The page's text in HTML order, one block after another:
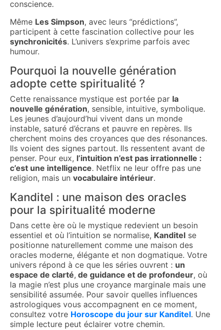
conscience.
Même Les Simpson, avec leurs “prédictions”,
participent à cette fascination collective pour les
synchronicités. L’univers s’exprime parfois avec
humour.
Pourquoi la nouvelle génération
adopte cette spiritualité ?
Cette renaissance mystique est portée par la
nouvelle génération, sensible, intuitive, symbolique.
Les jeunes d’aujourd’hui vivent dans un monde
instable, saturé d’écrans et pauvre en repères. Ils
cherchent moins des croyances que des résonances.
Ils voient des signes partout. Ils ressentent avant de
penser. Pour eux, l’intuition n’est pas irrationnelle :
c’est une intelligence. Netflix ne leur offre pas une
religion, mais un vocabulaire intérieur.
Kanditel : une maison des oracles
pour la spiritualité moderne
Dans cette ère où le mystique redevient un besoin
essentiel et où l’intuition se normalise, Kanditel se
positionne naturellement comme une maison des
oracles moderne, élégante et non dogmatique. Votre
univers répond à ce que les séries ouvrent : un
espace de clarté, de guidance et de profondeur, où
la magie n’est plus une croyance marginale mais une
sensibilité assumée. Pour savoir quelles influences
astrologiques vous accompagnent en ce moment,
consultez votre Horoscope du jour sur Kanditel. Une
simple lecture peut éclairer votre chemin.